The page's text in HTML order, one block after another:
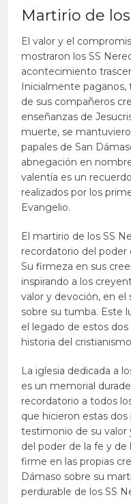
Martirio de
El valor y el
mostraron los SS
acontecimiento
Inicialmente paganos,
de sus compañeros
enseñanzas de
muerte, se
papales de San
abnegación en
valentía es un
realizados por los
Evangelio.
El martirio de los SS
recordatorio del poder
Su firmeza en sus
inspirando a los
valor y devoción, en el
sobre su tumba. Este
el legado de estos
historia del
La iglesia dedicada a
es un memorial
recordatorio a todos
que hicieron estas
testimonio de su valor
del poder de la fe y
firme en las propias
Dámaso sobre su
perdurable de los SS